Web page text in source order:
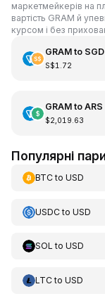
маркетмейкерів на
вартість GRAM й
курсом і без
GRAMto SGD
S$1.72
GRAMto ARS
$2,019.63
Популярні
BTCto USD
USDCto USD
SOL to USD
LTCto USD